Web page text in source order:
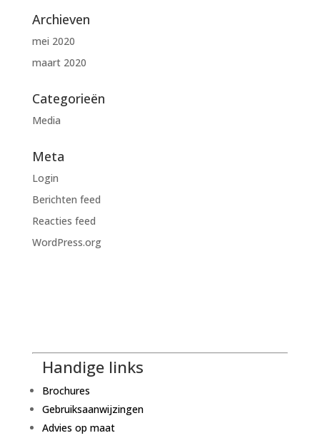
Archieven
mei 2020
maart 2020
Categorieën
Media
Meta
Login
Berichten feed
Reacties feed
WordPress.org
Handige links
Brochures
Gebruiksaanwijzingen
Advies op maat